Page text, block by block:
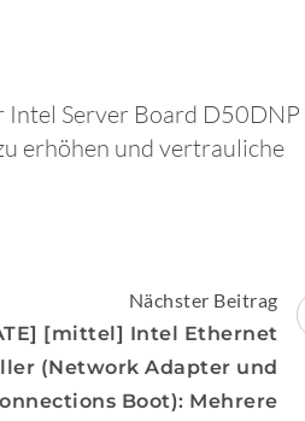
Intel Server Board D50DNP
erhöhen und vertrauliche
Nächster Beitrag
[mittel] Intel Ethernet
(Network Adapter und
Boot): Mehrere